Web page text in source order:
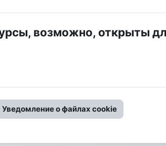
возможно, открыты
Уведомление о файлах cookie